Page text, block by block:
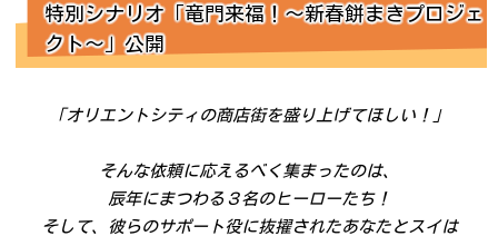
特別シナリオ「竜門来福！～新春餅まきプロジェ
クト～」公開
「オリエントシティの商店街を盛り上げてほしい！」
そんな依頼に応えるべく集まったのは、
辰年にまつわる３名のヒーローたち！
そして、彼らのサポート役に抜擢されたあなたとスイは